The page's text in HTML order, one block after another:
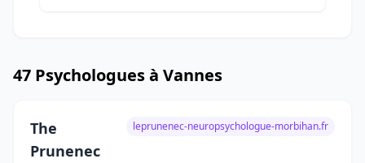
47 Psychologues à Vannes
The
Prunenec
leprunenec-neuropsychologue-morbihan.fr